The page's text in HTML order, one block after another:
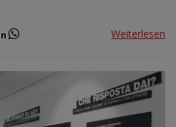
Weiterlesen